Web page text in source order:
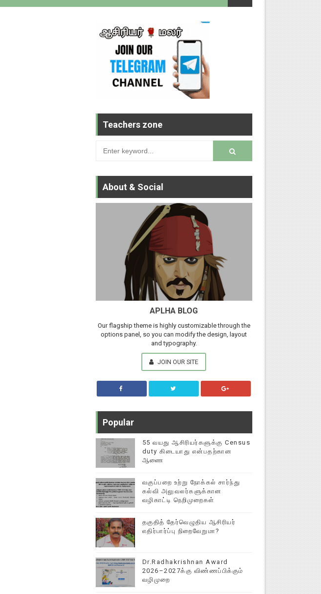
Teachers zone
About & Social
APLHA BLOG
Our flagship theme is highly customizable through the
options panel, so you can modify the design, layout
and typography.
JOIN OUR SITE
Popular
55 வயது ஆசிரியர்களுக்கு Census
duty கிடையாது என்பதற்கான
ஆணை
வகுப்பறை உற்று நோக்கல் சார்ந்து
கல்வி அலுவலர்களுக்கான
வழிகாட்டி நெறிமுறைகள்
தகுதித் தேர்வெழுதிய ஆசிரியர்
எதிர்பார்ப்பு நிறைவேறுமா?
Dr.Radhakrishnan Award
2026–2027க்கு விண்ணப்பிக்கும்
வழிமுறை